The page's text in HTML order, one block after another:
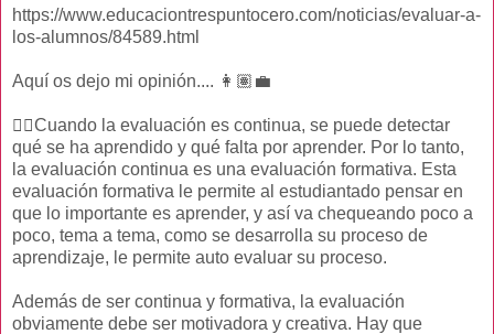
https://www.educaciontrespuntocero.com/noticias/evaluar-a-
los-alumnos/84589.html
Aquí os dejo mi opinión.... 👩🏽‍💼
👉🏻Cuando la evaluación es continua, se puede detectar
qué se ha aprendido y qué falta por aprender. Por lo tanto,
la evaluación continua es una evaluación formativa. Esta
evaluación formativa le permite al estudiantado pensar en
que lo importante es aprender, y así va chequeando poco a
poco, tema a tema, como se desarrolla su proceso de
aprendizaje, le permite auto evaluar su proceso.
Además de ser continua y formativa, la evaluación
obviamente debe ser motivadora y creativa. Hay que